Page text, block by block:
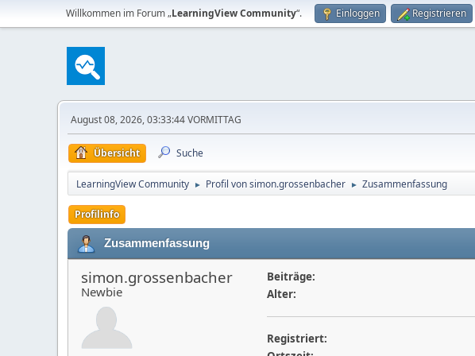
Willkommen im Forum „LearningView Community“. Einloggen Registrieren
August 08, 2026, 03:33:44 VORMITTAG
Übersicht Suche
LearningView Community ► Profil von simon.grossenbacher ► Zusammenfassung
Profilinfo
Zusammenfassung
simon.grossenbacher
Newbie
Beiträge:
Alter:
Registriert: